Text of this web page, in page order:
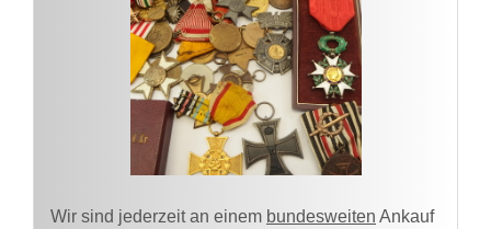
Wir sind jederzeit an einem bundesweiten Ankauf